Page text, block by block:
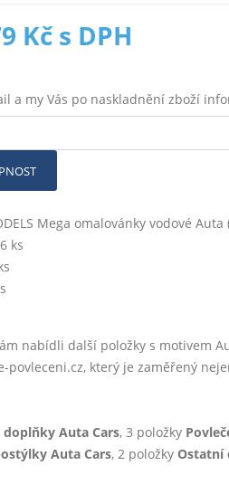
Kč s DPH
a my Vás po naskladnění zboží
Mega omalovánky vodové
ks
nabídli další položky s motivem
povleceni.cz, který je zaměřený
Auta Cars, 3 položky
Auta Cars, 2 položky Ostatní